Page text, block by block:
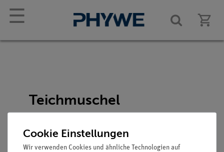
☰
Teichmuschel
Cookie Einstellungen
Wir verwenden Cookies und ähnliche Technologien auf